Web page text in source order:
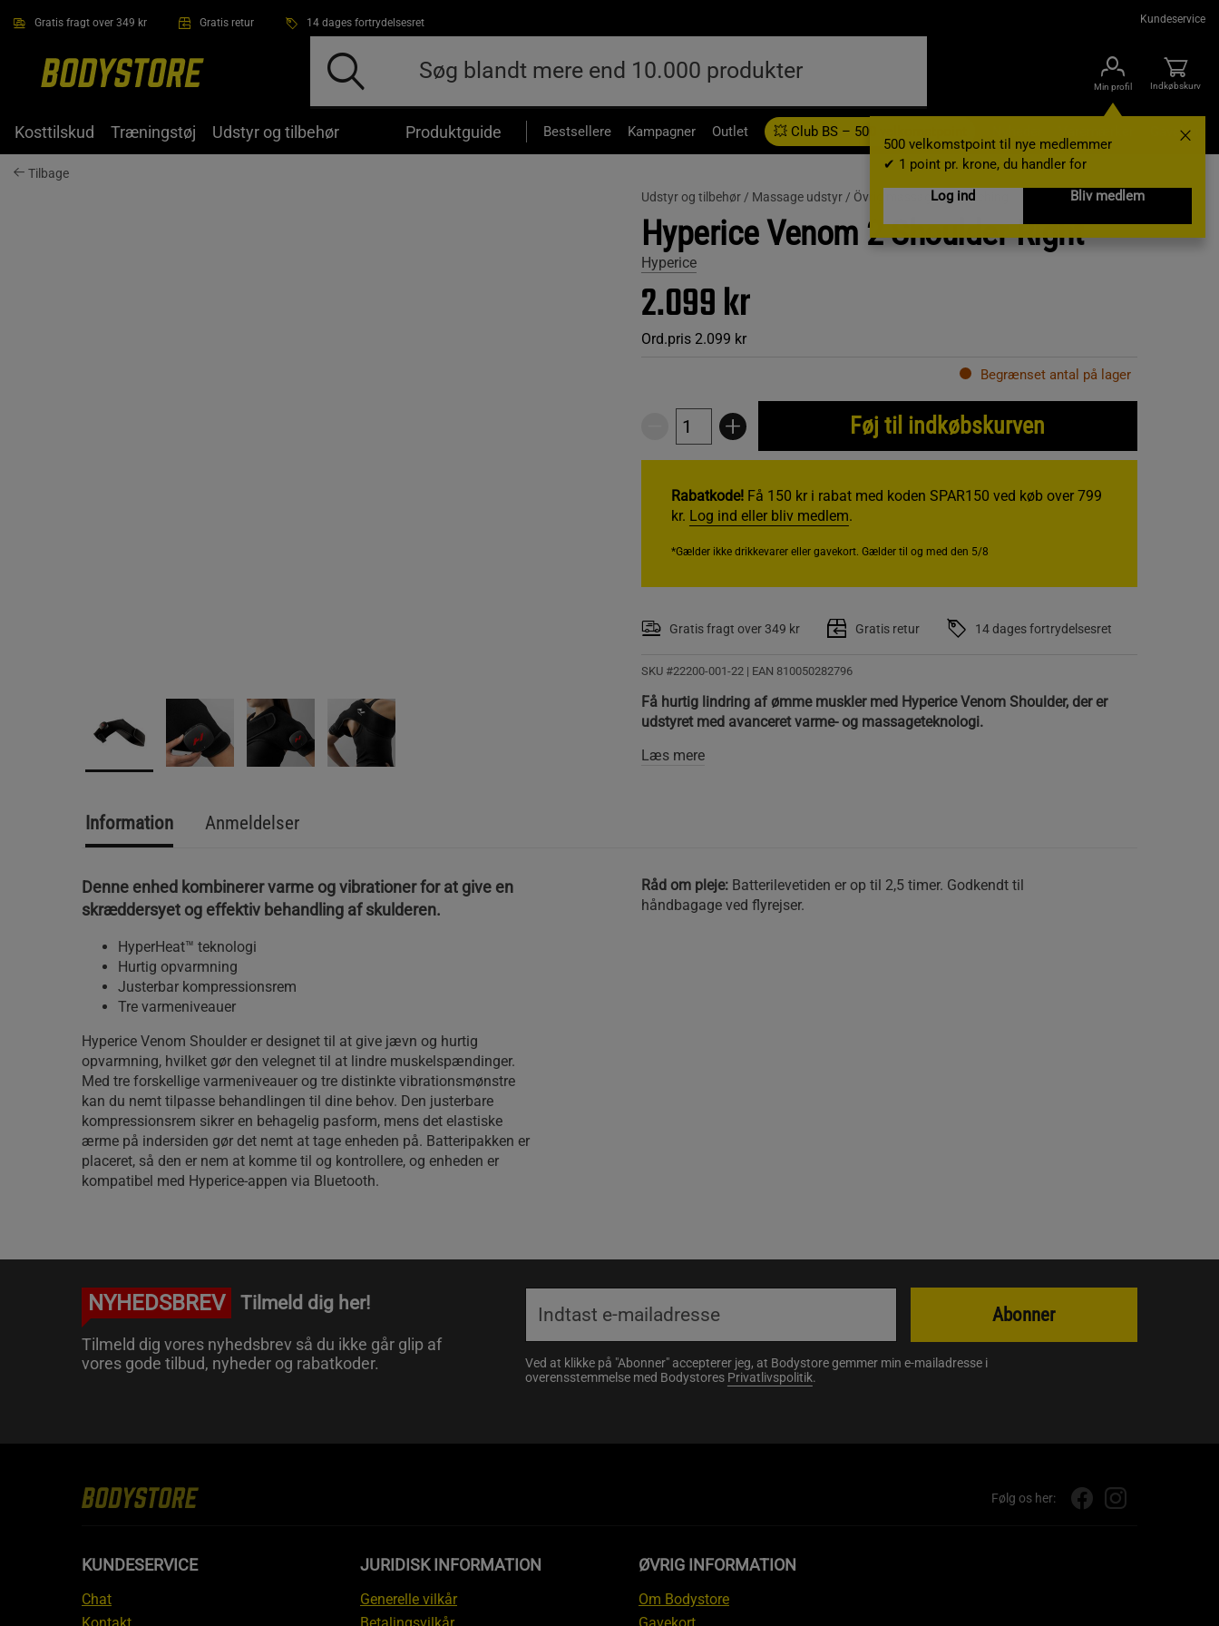
Gratis fragt over 349 kr Gratis retur 14 dages fortrydelsesret Kundeservice
Min profil
500 velkomstpoint til nye medlemmer
✔ 1 point pr. krone, du handler for
Log ind
Bliv medlem
Indkøbskurv
Kosttilskud Træningstøj Udstyr og tilbehør Produktguide Bestsellere Kampagner Outlet 💥 Club BS – 500 velkomstpoint Gavekort
Tilbage
Udstyr og tilbehør / Massage udstyr / Övrig massage & stretching
Hyperice Venom 2 Shoulder Right
Hyperice
2.099 kr
Ord.pris 2.099 kr
Begrænset antal på lager
Føj til indkøbskurven
Rabatkode!Få 150 kr i rabat med koden SPAR150 ved køb over 799
kr. Log ind eller bliv medlem.
*Gælder ikke drikkevarer eller gavekort. Gælder til og med den 5/8
Gratis fragt over 349 kr Gratis retur 14 dages fortrydelsesret
SKU #22200-001-22 | EAN 810050282796
Få hurtig lindring af ømme muskler med Hyperice Venom Shoulder, der er
udstyret med avanceret varme- og massageteknologi.
Læs mere
Information Anmeldelser
Denne enhed kombinerer varme og vibrationer for at give en
skræddersyet og effektiv behandling af skulderen.
HyperHeat™ teknologi
Hurtig opvarmning
Justerbar kompressionsrem
Tre varmeniveauer
Hyperice Venom Shoulder er designet til at give jævn og hurtig
opvarmning, hvilket gør den velegnet til at lindre muskelspændinger.
Med tre forskellige varmeniveauer og tre distinkte vibrationsmønstre
kan du nemt tilpasse behandlingen til dine behov. Den justerbare
kompressionsrem sikrer en behagelig pasform, mens det elastiske
ærme på indersiden gør det nemt at tage enheden på. Batteripakken er
placeret, så den er nem at komme til og kontrollere, og enheden er
kompatibel med Hyperice-appen via Bluetooth.
Råd om pleje:Batterilevetiden er op til 2,5 timer. Godkendt til
håndbagage ved flyrejser.
NYHEDSBREV Tilmeld dig her!
Tilmeld dig vores nyhedsbrev så du ikke går glip af
vores gode tilbud, nyheder og rabatkoder.
Ved at klikke på "Abonner" accepterer jeg, at Bodystore gemmer min e-mailadresse i
overensstemmelse med Bodystores Privatlivspolitik.
Abonner
Følg os her:
KUNDESERVICE
Chat
JURIDISK INFORMATION
Generelle vilkår
ØVRIG INFORMATION
Om Bodystore